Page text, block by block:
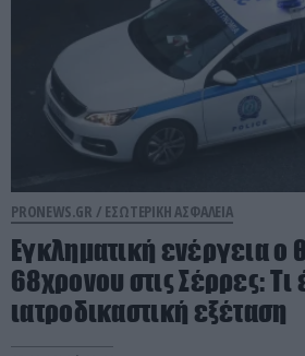
PRONEWS.GR / ΕΣΩΤΕΡΙΚΗ ΑΣΦΑΛΕΙΑ
Εγκληματική ενέργεια ο
68χρονου στις Σέρρες: Τι
ιατροδικαστική εξέταση